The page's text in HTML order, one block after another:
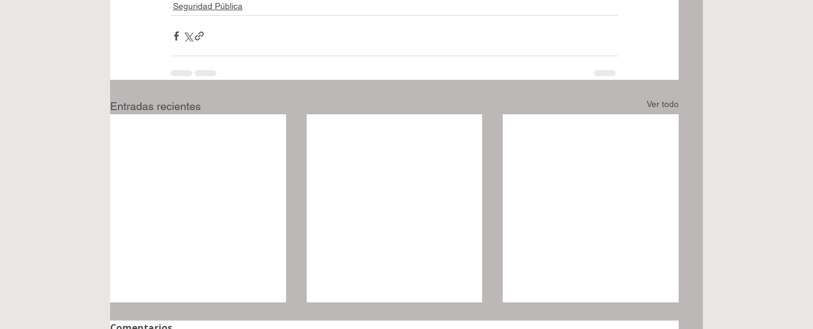
Seguridad Pública
Entradas recientes Ver todo